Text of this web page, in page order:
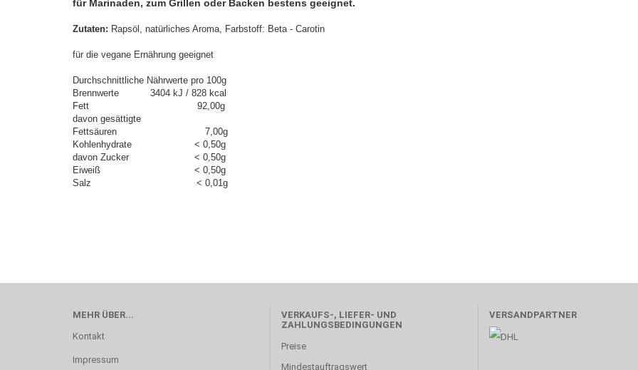
für Marinaden, zum Grillen oder Backen bestens geeignet.
Zutaten: Rapsöl, natürliches Aroma, Farbstoff: Beta - Carotin
für die vegane Ernährung geeignet
Durchschnittliche Nährwerte pro 100g
Brennwerte 3404 kJ / 828 kcal
Fett 92,00g
davon gesättigte
Fettsäuren 7,00g
Kohlenhydrate < 0,50g
davon Zucker < 0,50g
Eiweiß < 0,50g
Salz < 0,01g
MEHR ÜBER...
Kontakt
Impressum
VERKAUFS-, LIEFER- UND
ZAHLUNGSBEDINGUNGEN
Preise
Mindestauftragswert
VERSANDPARTNER